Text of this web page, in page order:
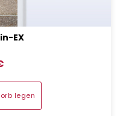
EX
legen